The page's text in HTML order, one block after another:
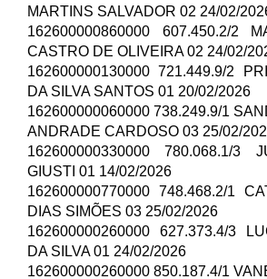
MARTINS SALVADOR 02 24/02/
162600000860000 607.450.2/2
CASTRO DE OLIVEIRA 02 24/02/
162600000130000 721.449.9/2
DA SILVA SANTOS 01 20/02/2026
162600000060000 738.249.9/1
ANDRADE CARDOSO 03 25/02/
162600000330000 780.068.1/3
GIUSTI 01 14/02/2026
162600000770000 748.468.2/1
DIAS SIMÕES 03 25/02/2026
162600000260000 627.373.4/3
DA SILVA 01 24/02/2026
162600000260000 850.187.4/1